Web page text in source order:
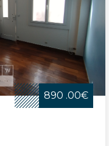
890 .00€